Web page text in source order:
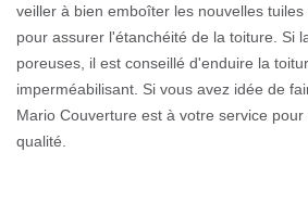
veiller à bien emboîter les nouvelles
pour assurer l'étanchéité de la toiture. Si
poreuses, il est conseillé d'enduire la
imperméabilisant. Si vous avez idée de
Mario Couverture est à votre service
qualité.